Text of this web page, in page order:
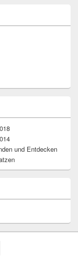
und Entdecken